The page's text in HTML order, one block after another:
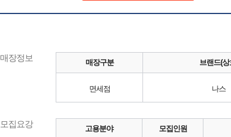
매장정보 매장구분 브랜드(상
면세점 나스
모집요강 고용분야 모집인원